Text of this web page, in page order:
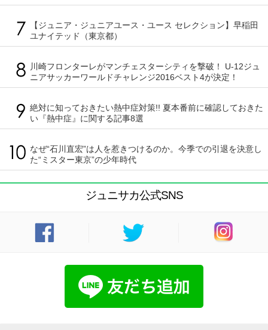
【ジュニア・ジュニアユース・ユース セレクション】早稲田
ユナイテッド（東京都）
川崎フロンターレがマンチェスターシティを撃破！ U-12ジュ
ニアサッカーワールドチャレンジ2016ベスト4が決定！
絶対に知っておきたい熱中症対策!! 夏本番前に確認しておきた
い『熱中症』に関する記事8選
なぜ“石川直宏”は人を惹きつけるのか。今季での引退を決意し
た“ミスター東京”の少年時代
ジュニサカ公式SNS